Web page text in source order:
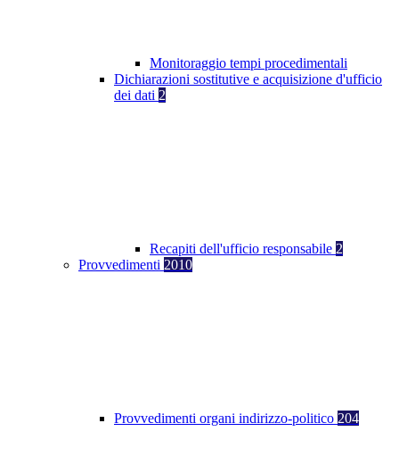
Monitoraggio tempi procedimentali
Dichiarazioni sostitutive e acquisizione d'ufficio
dei dati 2
Recapiti dell'ufficio responsabile 2
Provvedimenti 2010
Provvedimenti organi indirizzo-politico 204